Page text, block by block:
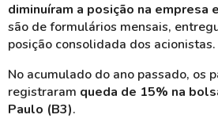
diminuíram a posição na empresa
são de formulários mensais,
posição consolidada dos acionistas.
No acumulado do ano passado, os
registraram queda de 15% na
Paulo (B3).